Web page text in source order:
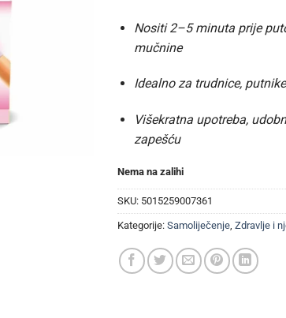
Nositi 2–5 minuta prije
mučnine
Idealno za trudnice,
Višekratna upotreba,
zapešću
Nema na zalihi
SKU: 5015259007361
Kategorije: Samoliječenje Zdravlje i